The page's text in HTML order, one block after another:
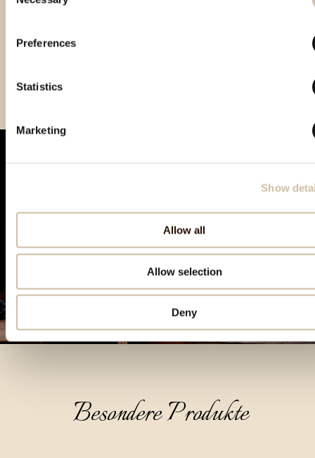
Preferences
Statistics
Marketing
Show
Allow all
Allow selection
Deny
Besondere Produkte